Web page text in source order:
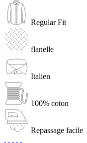
Regular Fit
flanelle
Italien
100% coton
Repassage facile